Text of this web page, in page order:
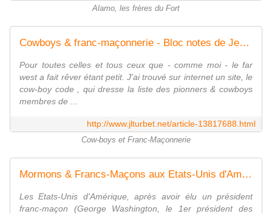
Alamo, les frères du Fort
Cowboys & franc-maçonnerie - Bloc notes de Jean-Laurent, sur la Franc-Maçonnerie et les Spiritualités. Blog maçonnique et spirituel francophone. Initiation, parcours et découverte.
Pour toutes celles et tous ceux que - comme moi - le far
west a fait rêver étant petit. J'ai trouvé sur internet un site, le
cow-boy code , qui dresse la liste des pionners & cowboys
membres de ...
http://www.jlturbet.net/article-13817688.html
Cow-boys et Franc-Maçonnerie
Mormons & Francs-Maçons aux Etats-Unis d'Amérique. - Bloc notes de Jean-Laurent, sur la Franc-Maçonnerie et les Spiritualités. Blog maçonnique et spirituel francophone. Initiation, parcours et découverte.
Les Etats-Unis d'Amérique, après avoir élu un président
franc-maçon (George Washington, le 1er président des